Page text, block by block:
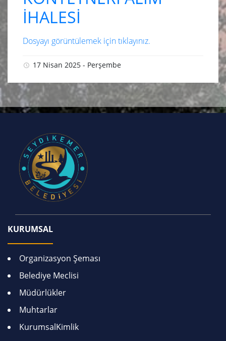
İHALESİ
Dosyayı görüntülemek için tıklayınız.
17 Nisan 2025 - Perşembe
KURUMSAL
Organizasyon Şeması
Belediye Meclisi
Müdürlükler
Muhtarlar
KurumsalKimlik